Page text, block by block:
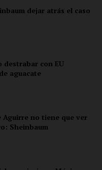
dejar atrás el caso
destrabar con EU
aguacate
Aguirre no tiene que ver
Sheinbaum